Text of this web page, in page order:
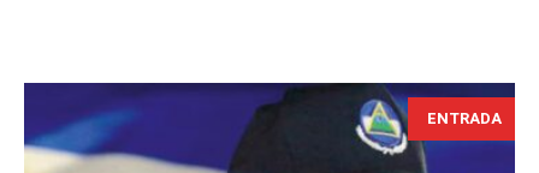
ENTRADA